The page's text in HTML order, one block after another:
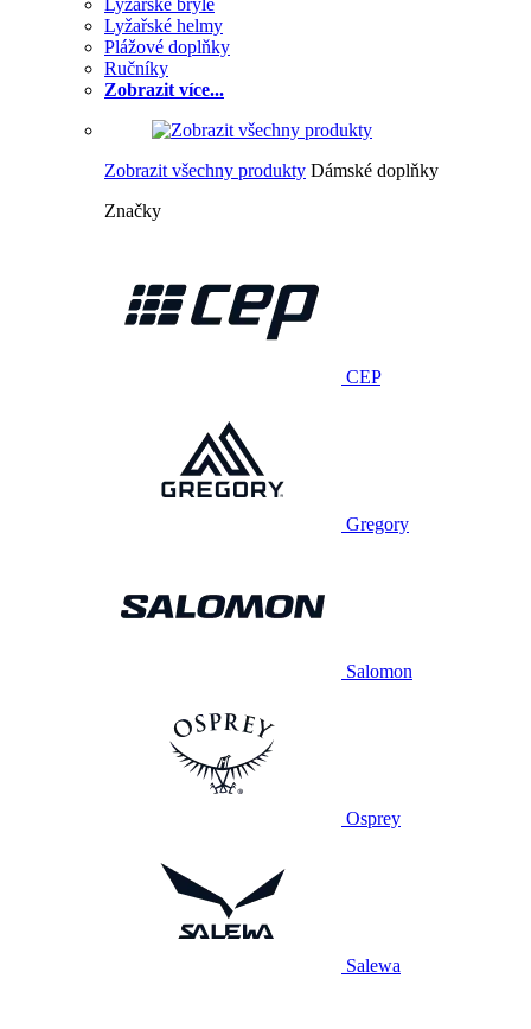
Lyžařské brýle
Lyžařské helmy
Plážové doplňky
Ručníky
Zobrazit více...
Zobrazit všechny produkty Dámské doplňky
Značky
CEP
Gregory
Salomon
Osprey
Salewa